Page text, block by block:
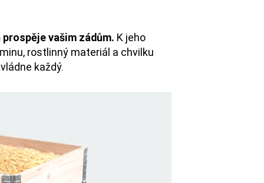
vašim zádům. K jeho
rostlinný materiál a chvilku
každý.